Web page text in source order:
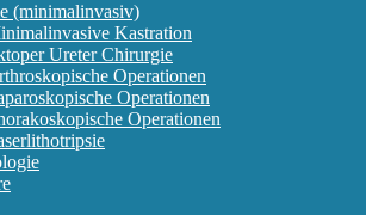
(minimalinvasiv)
Kastration
Ureter Chirurgie
Operationen
Operationen
Operationen